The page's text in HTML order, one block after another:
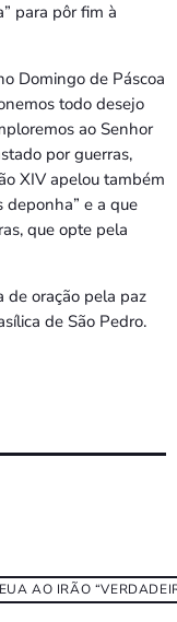
para pôr fim à
Domingo de Páscoa
todo desejo
ao Senhor
por guerras,
XIV apelou também
deponha” e a que
que opte pela
de oração pela paz
de São Pedro.
AO IRÃO